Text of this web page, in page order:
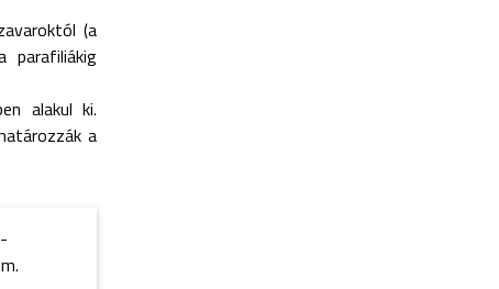
(a
parafiliákig
alakul ki.
a